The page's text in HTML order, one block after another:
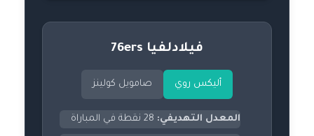
فيلادلفيا 76ers
أليكس روي صامويل كولينز
المعدل التهديفي: